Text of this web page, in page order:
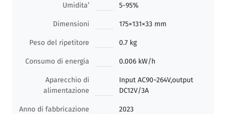
Umidita’ 5-95%
Dimensioni 175×131×33 mm
Peso del ripetitore 0.7 kg
Consumo di energia 0.006 kW/h
Aparecchio di
alimentazione
Input AC90~264V,output
DC12V/3A
Anno di fabbricazione 2023